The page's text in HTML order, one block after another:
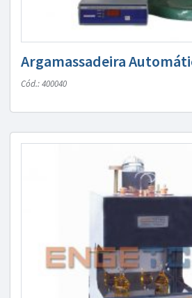
Argamassadeira
Cód.: 400040